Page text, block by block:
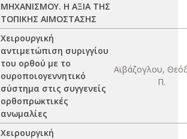
ΜΗΧΑΝΙΣΜΟΥ. Η ΑΞΙΑ ΤΗΣ
ΤΟΠΙΚΗΣ ΑΙΜΟΣΤΑΣΗΣ
Χειρουργική
αντιμετώπιση συριγγίου
του ορθού με το
ουροποιογεννητικό
σύστημα στις συγγενείς
ορθοπρωκτικές
ανωμαλίες
Αϊβάζογλου,
Π.
Χειρουργική